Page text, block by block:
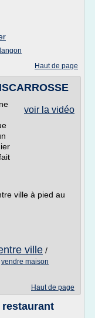
Haut de page
voir la vidéo
ville à pied au
ville /
vendre maison
Haut de page
restaurant